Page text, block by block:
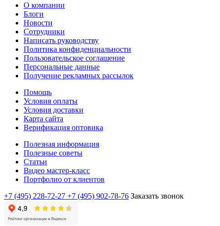
О компании
Блоги
Новости
Сотрудники
Написать руководству
Политика конфиденциальности
Пользовательское соглашение
Персональные данные
Получение рекламных рассылок
Помощь
Условия оплаты
Условия доставки
Карта сайта
Верификация оптовика
Полезная информация
Полезные советы
Статьи
Видео мастер-класс
Портфолио от клиентов
+7 (495) 228-72-27 +7 (495) 902-78-76 Заказать звонок